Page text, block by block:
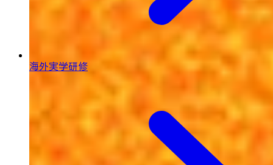
海外実学研修